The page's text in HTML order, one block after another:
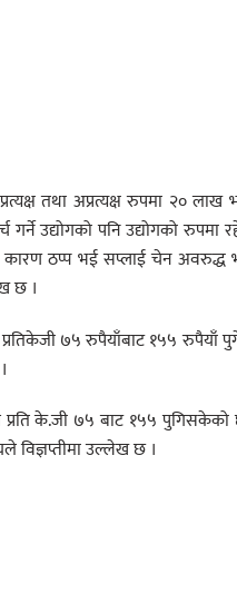
तथा अप्रत्यक्ष रुपमा २० लाख
उद्योगको पनि उद्योगको रुपमा
कारण ठप्प भई सप्लाई चेन अवरुद्ध
छ ।
७५ रुपैयाँबाट १५५ रुपैयाँ
प्रति के.जी ७५ बाट १५५
विज्ञप्तीमा उल्लेख छ ।